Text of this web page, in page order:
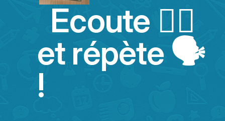
Ecoute 👂🏻
et répète 🗣️
!